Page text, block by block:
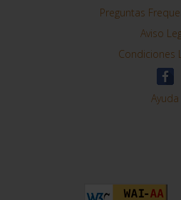
Preguntas
Aviso
Condiciones
Ayuda